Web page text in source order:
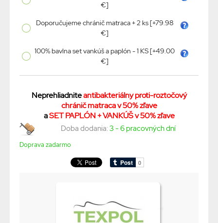
€]
Doporučujeme chránič matraca + 2 ks [+79.98
€]
100% bavlna set vankúš a paplón - 1 KS [+49.00
€]
Neprehliadniteantibakteriálny proti-roztočový
chránič matraca v 50% zľave
aSET PAPLÓN + VANKÚŠ v 50% zľave
Doba dodania: 3 - 6 pracovných dní
Doprava zadarmo